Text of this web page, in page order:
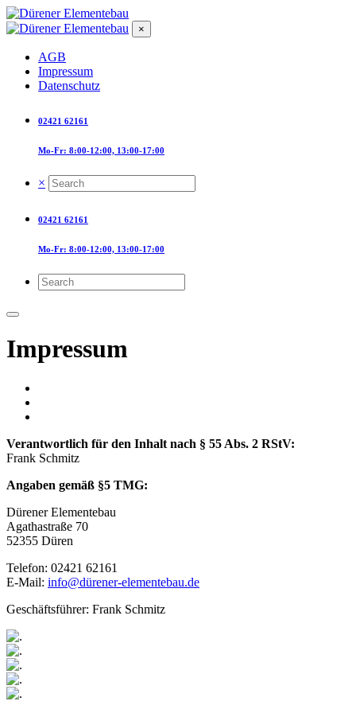
×
AGB
Impressum
Datenschutz
02421 62161
Mo-Fr: 8:00-12:00, 13:00-17:00
×
02421 62161
Mo-Fr: 8:00-12:00, 13:00-17:00
Impressum
Verantwortlich für den Inhalt nach § 55 Abs. 2 RStV:
Frank Schmitz
Angaben gemäß §5 TMG:
Dürener Elementebau
Agathastraße 70
52355 Düren
Telefon: 02421 62161
E-Mail: info@dürener-elementebau.de
Geschäftsführer: Frank Schmitz